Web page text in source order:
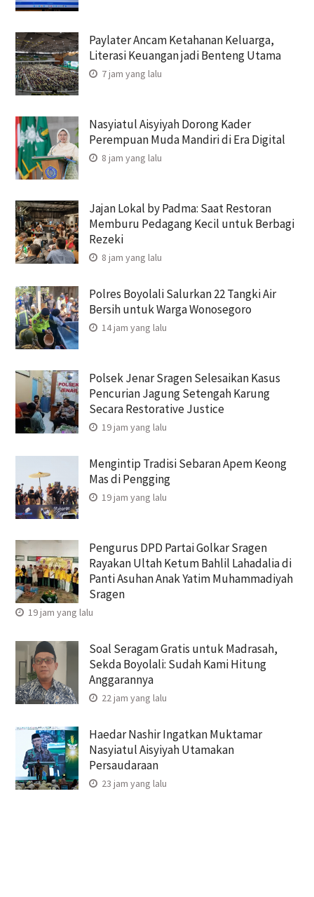
Paylater Ancam Ketahanan Keluarga,
Literasi Keuangan jadi Benteng Utama
7 jam yang lalu
Nasyiatul Aisyiyah Dorong Kader
Perempuan Muda Mandiri di Era Digital
8 jam yang lalu
Jajan Lokal by Padma: Saat Restoran
Memburu Pedagang Kecil untuk Berbagi
Rezeki
8 jam yang lalu
Polres Boyolali Salurkan 22 Tangki Air
Bersih untuk Warga Wonosegoro
14 jam yang lalu
Polsek Jenar Sragen Selesaikan Kasus
Pencurian Jagung Setengah Karung
Secara Restorative Justice
19 jam yang lalu
Mengintip Tradisi Sebaran Apem Keong
Mas di Pengging
19 jam yang lalu
Pengurus DPD Partai Golkar Sragen
Rayakan Ultah Ketum Bahlil Lahadalia di
Panti Asuhan Anak Yatim Muhammadiyah
Sragen
19 jam yang lalu
Soal Seragam Gratis untuk Madrasah,
Sekda Boyolali: Sudah Kami Hitung
Anggarannya
22 jam yang lalu
Haedar Nashir Ingatkan Muktamar
Nasyiatul Aisyiyah Utamakan
Persaudaraan
23 jam yang lalu